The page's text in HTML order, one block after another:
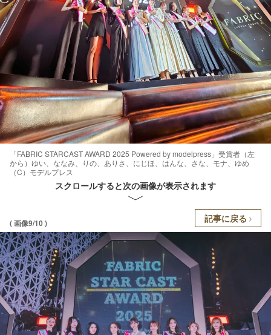
「FABRIC STARCAST AWARD 2025 Powered by modelpress」受賞者（左
から）ゆい、ななみ、りの、ありさ、にじほ、はんな、さな、モナ、ゆめ
（C）モデルプレス
スクロールすると次の画像が表示されます
( 画像9/10 ) 記事に戻る